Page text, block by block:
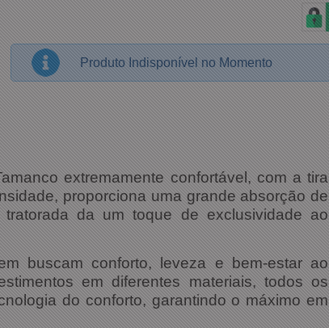
Produto Indisponível no Momento
extremamente confortável, com a tira
proporciona uma grande absorção de
da um toque de exclusividade ao
buscam conforto, leveza e bem-estar ao
em diferentes materiais, todos os
do conforto, garantindo o máximo em